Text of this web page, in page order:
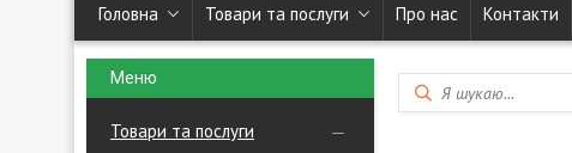
Головна Товари та послуги Про нас Контакти
Товари та послуги